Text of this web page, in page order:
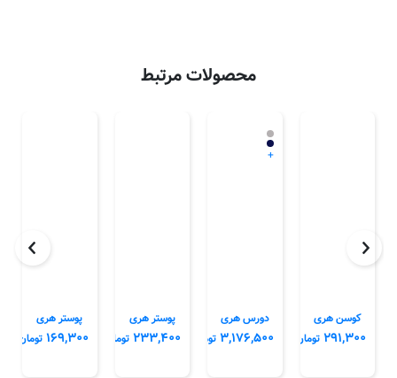
محصولات مرتبط
کوسن هری
پاتر
۲۹۱,۳۰۰ تومان
+
دورس هری
پاتر
۳,۱۷۶,۵۰۰ تومان
پوستر هری
پاتر
۲۳۳,۴۰۰ تومان
پوستر هری
پاتر
۱۶۹,۳۰۰ تومان